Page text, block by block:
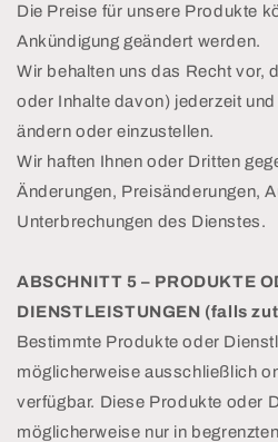
Die Preise für unsere Produkte
Ankündigung geändert werden.
Wir behalten uns das Recht vor,
oder Inhalte davon) jederzeit
ändern oder einzustellen.
Wir haften Ihnen oder Dritten
Änderungen, Preisänderungen,
Unterbrechungen des Dienstes.
ABSCHNITT 5 – PRODUKTE
DIENSTLEISTUNGEN (falls
Bestimmte Produkte oder
möglicherweise ausschließlich
verfügbar. Diese Produkte oder
möglicherweise nur in